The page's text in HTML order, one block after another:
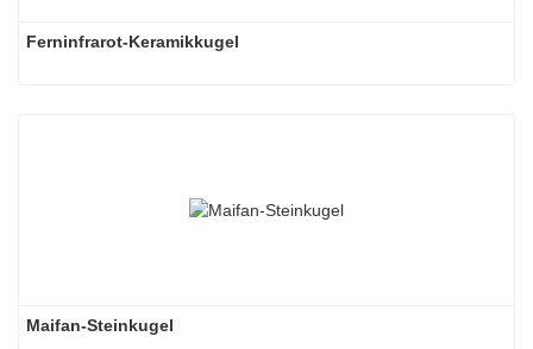
Ferninfrarot-Keramikkugel
Maifan-Steinkugel